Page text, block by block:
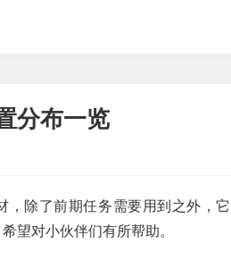
分布一览
，除了前期任务需要用到之外，
望对小伙伴们有所帮助。